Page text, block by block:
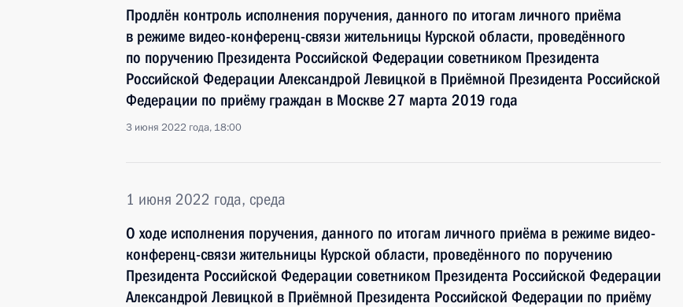
Продлён контроль исполнения поручения, данного по итогам личного приёма
в режиме видео-конференц-связи жительницы Курской области, проведённого
по поручению Президента Российской Федерации советником Президента
Российской Федерации Александрой Левицкой в Приёмной Президента Российской
Федерации по приёму граждан в Москве 27 марта 2019 года
3 июня 2022 года, 18:00
1 июня 2022 года, среда
О ходе исполнения поручения, данного по итогам личного приёма в режиме видео-
конференц-связи жительницы Курской области, проведённого по поручению
Президента Российской Федерации советником Президента Российской Федерации
Александрой Левицкой в Приёмной Президента Российской Федерации по приёму